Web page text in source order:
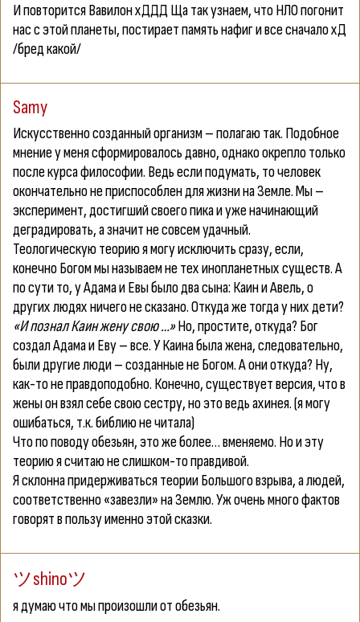
И повторится Вавилон хДДД Ща так узнаем, что НЛО погонит
нас с этой планеты, постирает память нафиг и все сначало хД
/бред какой/
Samy
Искусственно созданный организм – полагаю так. Подобное
мнение у меня сформировалось давно, однако окрепло только
после курса философии. Ведь если подумать, то человек
окончательно не приспособлен для жизни на Земле. Мы –
эксперимент, достигший своего пика и уже начинающий
деградировать, а значит не совсем удачный.
Теологическую теорию я могу исключить сразу, если,
конечно Богом мы называем не тех инопланетных существ. А
по сути то, у Адама и Евы было два сына: Каин и Авель, о
других людях ничего не сказано. Откуда же тогда у них дети?
«И познал Каин жену свою …»Но, простите, откуда? Бог
создал Адама и Еву – все. У Каина была жена, следовательно,
были другие люди – созданные не Богом. А они откуда? Ну,
как-то не правдоподобно. Конечно, существует версия, что в
жены он взял себе свою сестру, но это ведь ахинея. (я могу
ошибаться, т.к. библию не читала)
Что по поводу обезьян, это же более… вменяемо. Но и эту
теорию я считаю не слишком-то правдивой.
Я склонна придерживаться теории Большого взрыва, а людей,
соответственно «завезли» на Землю. Уж очень много фактов
говорят в пользу именно этой сказки.
ツshinoツ
я думаю что мы произошли от обезьян.